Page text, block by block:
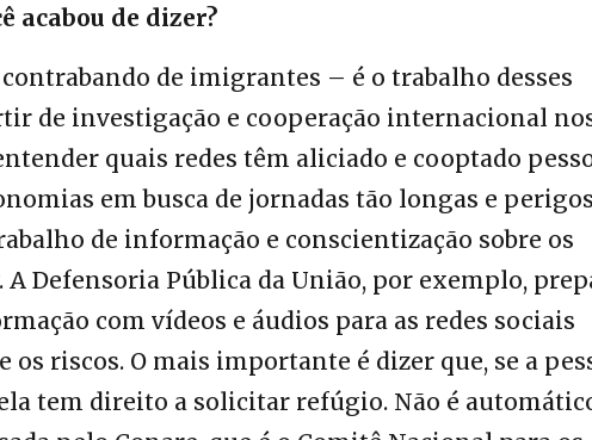
acabou de dizer?
contrabando de imigrantes – é o trabalho desses
de investigação e cooperação internacional
quais redes têm aliciado e cooptado
em busca de jornadas tão longas e
de informação e conscientização sobre os
Defensoria Pública da União, por exemplo,
com vídeos e áudios para as redes sociais
riscos. O mais importante é dizer que, se a
tem direito a solicitar refúgio. Não é